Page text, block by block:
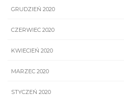
GRUDZIEŃ 2020
CZERWIEC 2020
KWIECIEŃ 2020
MARZEC 2020
STYCZEŃ 2020